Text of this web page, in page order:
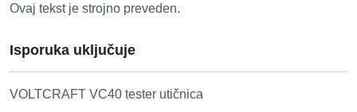
Ovaj tekst je strojno preveden.
Isporuka uključuje
VOLTCRAFT VC40 tester utičnica